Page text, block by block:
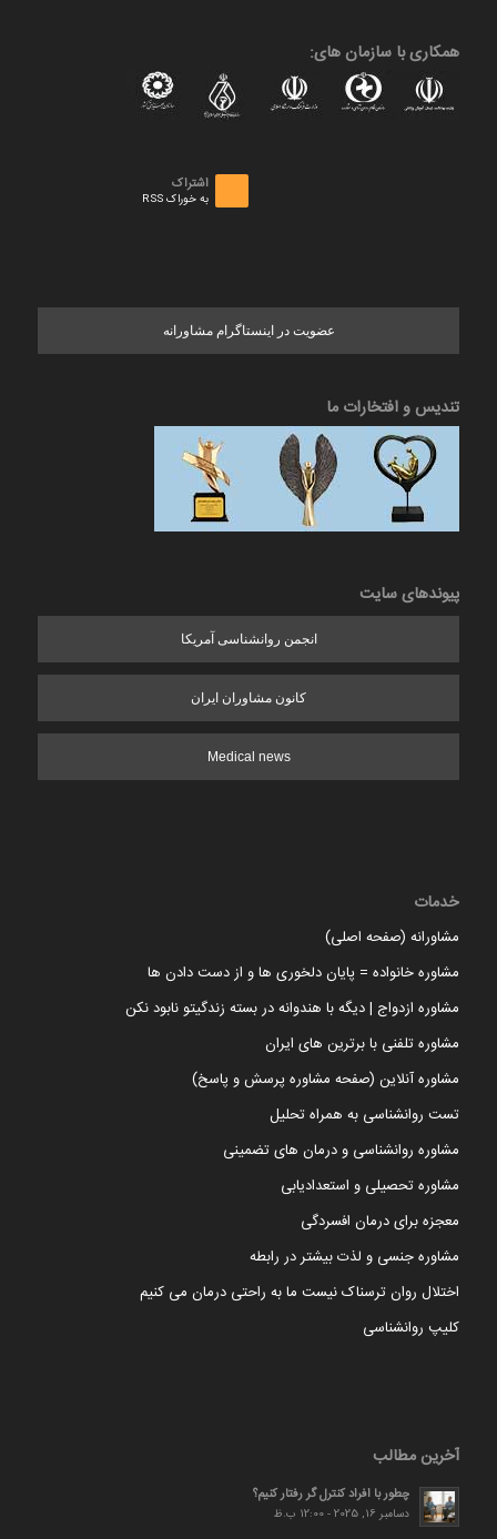
همکاری با سازمان های:
اشتراک
به خوراک RSS
عضویت در اینستاگرام مشاورانه
تندیس و افتخارات ما
پیوندهای سایت
انجمن روانشناسی آمریکا
کانون مشاوران ایران
Medical news
خدمات
مشاورانه (صفحه اصلی)
مشاوره خانواده = پایان دلخوری ها و از دست دادن ها
مشاوره ازدواج | دیگه با هندوانه در بسته زندگیتو نابود نکن
مشاوره تلفنی با برترین های ایران
مشاوره آنلاین (صفحه مشاوره پرسش و پاسخ)
تست روانشناسی به همراه تحلیل
مشاوره روانشناسی و درمان های تضمینی
مشاوره تحصیلی و استعدادیابی
معجزه برای درمان افسردگی
مشاوره جنسی و لذت بیشتر در رابطه
اختلال روان ترسناک نیست ما به راحتی درمان می کنیم
کلیپ روانشناسی
آخرین مطالب
چطور با افراد کنترل گر رفتار کنیم؟
دسامبر 16, 2025 - 12:00 ب.ظ